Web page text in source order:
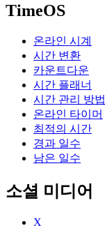
TimeOS
온라인 시계
시간 변환
카운트다운
시간 플래너
시간 관리 방법
온라인 타이머
최적의 시간
경과 일수
남은 일수
소셜 미디어
X